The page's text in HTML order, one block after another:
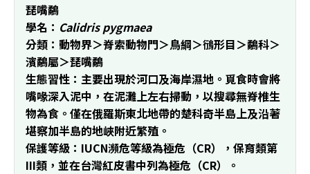
琵嘴鷸
學名： Calidris pygmaea
分類：動物界＞脊索動物門＞鳥綱＞鴴形目＞鷸科＞
濱鷸屬＞琵嘴鷸
生態習性：主要出現於河口及海岸濕地。覓食時會將
嘴喙深入泥中，在泥灘上左右掃動，以搜尋無脊椎生
物為食。僅在俄羅斯東北地帶的楚科奇半島上及沿著
堪察加半島的地峽附近繁殖。
保護等級：IUCN瀕危等級為極危（CR），保育類第
III類，並在台灣紅皮書中列為極危（CR）。